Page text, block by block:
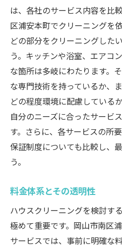
は、各社のサービス内容を比
区浦安本町でクリーニングを
どの部分をクリーニングした
う。キッチンや浴室、エアコ
な箇所は多岐にわたります。
な専門技術を持っているか、
どの程度環境に配慮している
自分のニーズに合ったサービ
す。さらに、各サービスの所
保証制度についても比較し、
う。
料金体系とその透明性
ハウスクリーニングを検討す
極めて重要です。岡山市南区
サービスでは、事前に明確な